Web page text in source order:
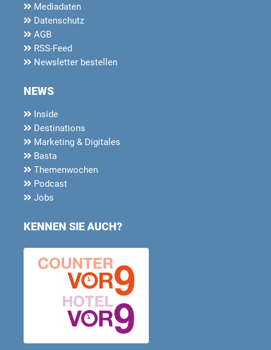
Mediadaten
Datenschutz
AGB
RSS-Feed
Newsletter bestellen
NEWS
Inside
Destinations
Marketing & Digitales
Basta
Themenwochen
Podcast
Jobs
KENNEN SIE AUCH?